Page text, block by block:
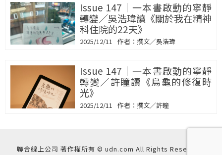
Issue 147｜一本書啟動的寧靜
轉變／吳浩瑋讀《關於我在精神
科住院的22天》
2025/12/11 撰文／吳浩瑋
Issue 147｜一本書啟動的寧靜
轉變／許瞳讀《烏龜的修復時
光》
2025/12/11 撰文／許瞳
聯合線上公司 著作權所有 © udn.com All Rights Reserved.